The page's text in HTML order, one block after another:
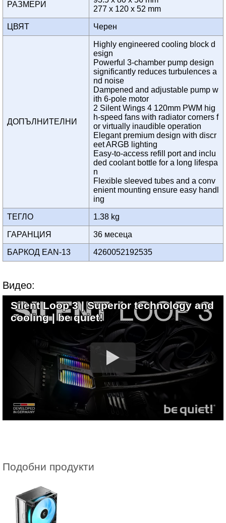
РАЗМЕРИ
277 x 120 x 52 mm
ЦВЯТ Черен
ДОПЪЛНИТЕЛНИ
Highly engineered cooling block d
esign
Powerful 3-chamber pump design
significantly reduces turbulences a
nd noise
Dampened and adjustable pump w
ith 6-pole motor
2 Silent Wings 4 120mm PWM hig
h-speed fans with radiator corners f
or virtually inaudible operation
Elegant premium design with discr
eet ARGB lighting
Easy-to-access refill port and inclu
ded coolant bottle for a long lifespa
n
Flexible sleeved tubes and a conv
enient mounting ensure easy handl
ing
ТЕГЛО 1.38 kg
ГАРАНЦИЯ 36 месеца
БАРКОД EAN-13 4260052192535
Видео:
Silent Loop 3 | Superior technology and
cooling | be quiet!
Подобни продукти